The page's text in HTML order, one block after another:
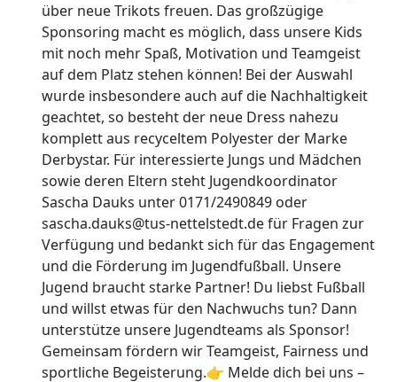
über neue Trikots freuen. Das großzügige
Sponsoring macht es möglich, dass unsere Kids
mit noch mehr Spaß, Motivation und Teamgeist
auf dem Platz stehen können! Bei der Auswahl
wurde insbesondere auch auf die Nachhaltigkeit
geachtet, so besteht der neue Dress nahezu
komplett aus recyceltem Polyester der Marke
Derbystar. Für interessierte Jungs und Mädchen
sowie deren Eltern steht Jugendkoordinator
Sascha Dauks unter 0171/2490849 oder
sascha.dauks@tus-nettelstedt.de für Fragen zur
Verfügung und bedankt sich für das Engagement
und die Förderung im Jugendfußball. Unsere
Jugend braucht starke Partner! Du liebst Fußball
und willst etwas für den Nachwuchs tun? Dann
unterstütze unsere Jugendteams als Sponsor!
Gemeinsam fördern wir Teamgeist, Fairness und
sportliche Begeisterung.👉 Melde dich bei uns –